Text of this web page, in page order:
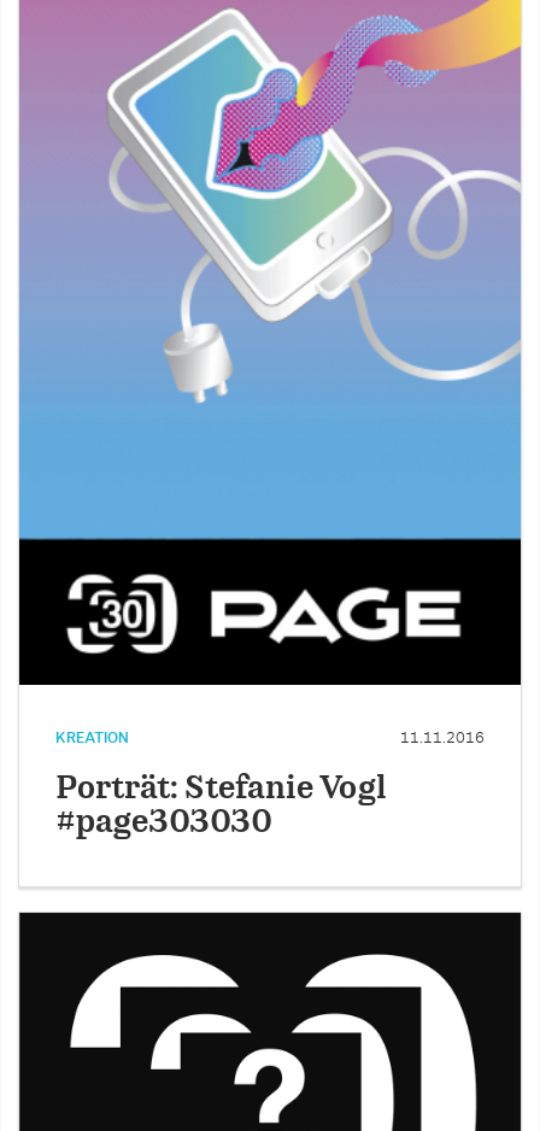
KREATION 11.11.2016
Porträt: Stefanie Vogl
#page303030